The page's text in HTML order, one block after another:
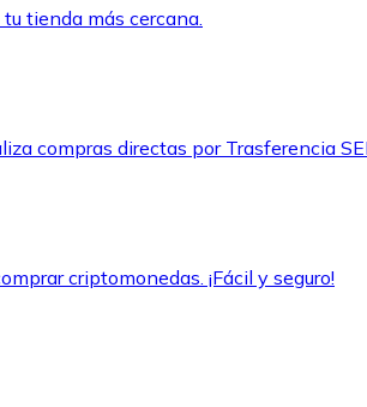
tienda más cercana.
compras directas por Trasferencia
criptomonedas. ¡Fácil y seguro!